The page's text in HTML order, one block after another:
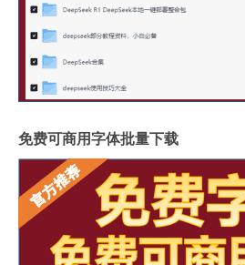
免费可商用字体批量下载